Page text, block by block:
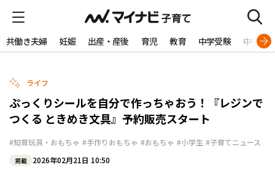
共働き夫婦 妊娠 出産・産後 育児 教育 中学受験 中学生
ライフ
ぷっくりシールを自分で作っちゃおう！『レジンで
つくる ときめき文具』予約販売スタート
#知育玩具・おもちゃ #手作りおもちゃ #おもちゃ #小学生 #子育てニュース
掲載 2026年02月21日 10:50